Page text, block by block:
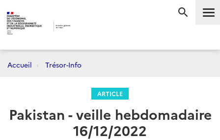
Accueil Trésor-Info
ARTICLE
Pakistan - veille hebdomadaire
16/12/2022